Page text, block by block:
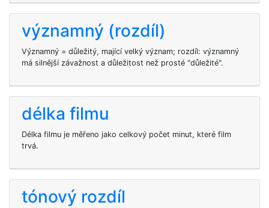
významný (rozdíl)
Významný = důležitý, mající velký význam; rozdíl: významný
má silnější závažnost a důležitost než prosté "důležité".
délka filmu
Délka filmu je měřeno jako celkový počet minut, které film
trvá.
tónový rozdíl